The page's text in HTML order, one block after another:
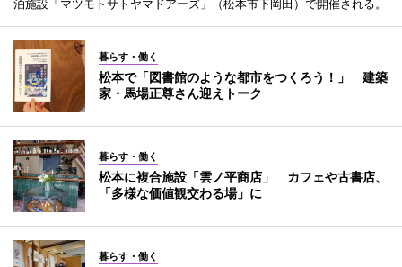
泊施設「マツモトサトヤマドアーズ」（松本市下岡田）で開催される。
暮らす・働く
松本で「図書館のような都市をつくろう！」 建築
家・馬場正尊さん迎えトーク
暮らす・働く
松本に複合施設「雲ノ平商店」 カフェや古書店、
「多様な価値観交わる場」に
暮らす・働く